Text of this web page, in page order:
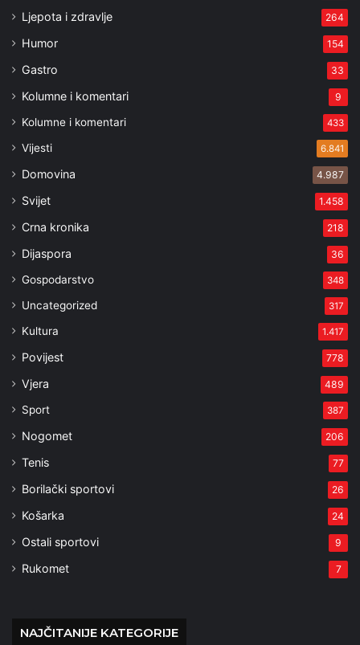
Ljepota i zdravlje 264
Humor 154
Gastro 33
Kolumne i komentari 9
Kolumne i komentari 433
Vijesti 6.841
Domovina 4.987
Svijet 1.458
Crna kronika 218
Dijaspora 36
Gospodarstvo 348
Uncategorized 317
Kultura 1.417
Povijest 778
Vjera 489
Sport 387
Nogomet 206
Tenis 77
Borilački sportovi 26
Košarka 24
Ostali sportovi 9
Rukomet 7
NAJČITANIJE KATEGORIJE